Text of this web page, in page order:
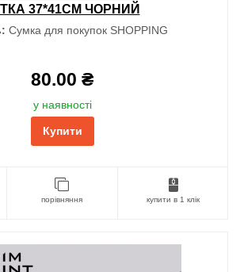
37*41СМ ЧОРНИЙ
Сумка для покупок SHOPPING
80.00 ₴
у наявності
Купити
порівняння купити в 1 клік